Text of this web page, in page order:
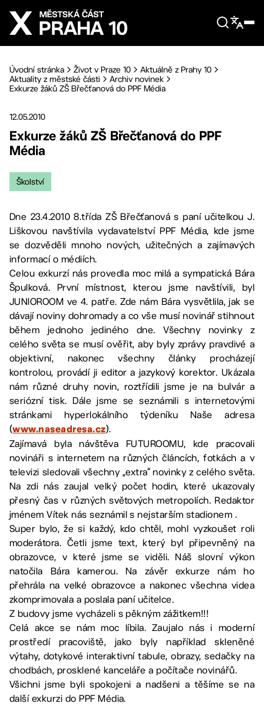
Přejít na hlavní obsah
Úvodní stránka Život v Praze 10
Aktuálně z Prahy 10
Aktuality z městské části
Archiv novinek
Exkurze žáků ZŠ Břečťanová do PPF Média
12.05.2010
Exkurze žáků ZŠ Břečťanová do PPF
Média
Školství
Dne 23.4.2010 8.třída ZŠ Břečťanová s paní učitelkou J.
Liškovou navštívila vydavatelství PPF Média, kde jsme
se dozvěděli mnoho nových, užitečných a zajímavých
informací o médiích.
Celou exkurzí nás provedla moc milá a sympatická Bára
Špulková. První místnost, kterou jsme navštívili, byl
JUNIOROOM ve 4. patře. Zde nám Bára vysvětlila, jak se
dávají noviny dohromady a co vše musí novinář stihnout
během jednoho jediného dne. Všechny novinky z
celého světa se musí ověřit, aby byly zprávy pravdivé a
objektivní, nakonec všechny články procházejí
kontrolou, provádí ji editor a jazykový korektor. Ukázala
nám různé druhy novin, roztřídili jsme je na bulvár a
seriózní tisk. Dále jsme se seznámili s internetovými
stránkami hyperlokálního týdeníku Naše adresa
(www.naseadresa.cz).
Zajímavá byla návštěva FUTUROOMU, kde pracovali
novináři s internetem na různých článcích, fotkách a v
televizi sledovali všechny „extra“ novinky z celého světa.
Na zdi nás zaujal velký počet hodin, které ukazovaly
přesný čas v různých světových metropolích. Redaktor
jménem Vítek nás seznámil s nejstarším stadionem .
Super bylo, že si každý, kdo chtěl, mohl vyzkoušet roli
moderátora. Četli jsme text, který byl připevněný na
obrazovce, v které jsme se viděli. Náš slovní výkon
natočila Bára kamerou. Na závěr exkurze nám ho
přehrála na velké obrazovce a nakonec všechna videa
zkomprimovala a poslala paní učitelce.
Z budovy jsme vycházeli s pěkným zážitkem!!!
Celá akce se nám moc líbila. Zaujalo nás i moderní
prostředí pracoviště, jako byly například skleněné
výtahy, dotykové interaktivní tabule, obrazy, sedačky na
chodbách, prosklené kanceláře a počítače novinářů.
Všichni jsme byli spokojeni a nadšeni a těšíme se na
další exkurzi do PPF Média.